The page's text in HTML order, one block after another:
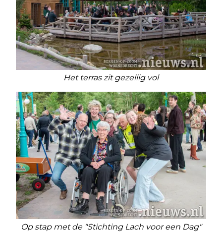
Het terras zit gezellig vol
Op stap met de "Stichting Lach voor een Dag"